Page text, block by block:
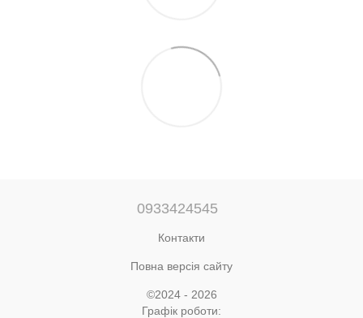
0933424545
Контакти
Повна версія сайту
©2024 - 2026
Графік роботи: